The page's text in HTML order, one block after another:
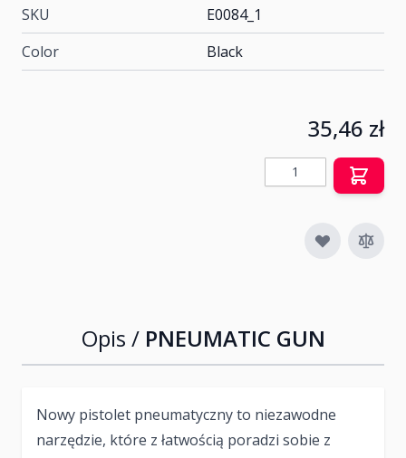
SKU
E0084_1
Color
Black
35,46 zł
Ilość
Opis / PNEUMATIC GUN
Nowy pistolet pneumatyczny to niezawodne
narzędzie, które z łatwością poradzi sobie z